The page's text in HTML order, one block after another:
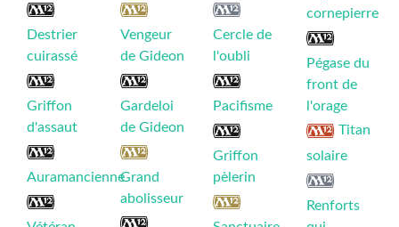
Destrier
cuirassé
Griffon
d'assaut
Auramancienne
Vengeur
de Gideon
Gardeloi
de Gideon
Grand
abolisseur
Cercle de
l'oubli
Pacifisme
Griffon
pèlerin
cornepierre
Pégase du
front de
l'orage
Titan
solaire
Renforts